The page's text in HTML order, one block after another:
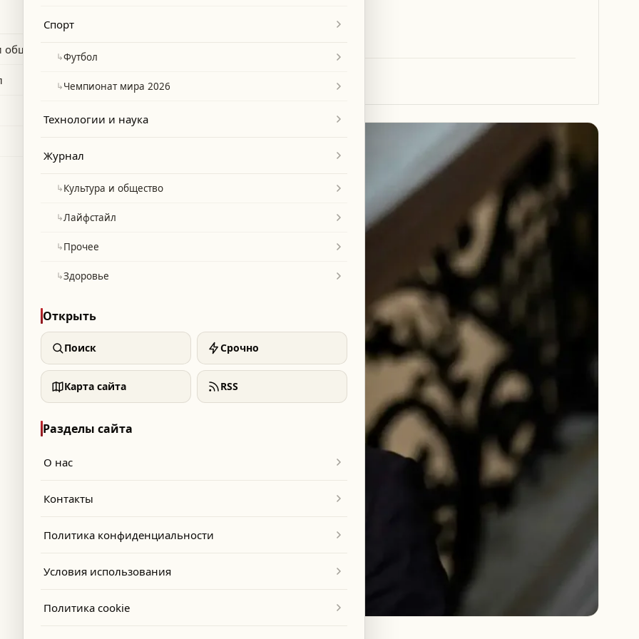
обсудив поддержку перемирия
Спорт
↳Футбол
↳Чемпионат мира 2026
Технологии и наука
Журнал
↳Культура и общество
↳Лайфстайл
↳Прочее
↳Здоровье
Открыть
Поиск Срочно
Карта сайта RSS
Разделы сайта
О нас
Контакты
Политика конфиденциальности
Условия использования
Политика cookie